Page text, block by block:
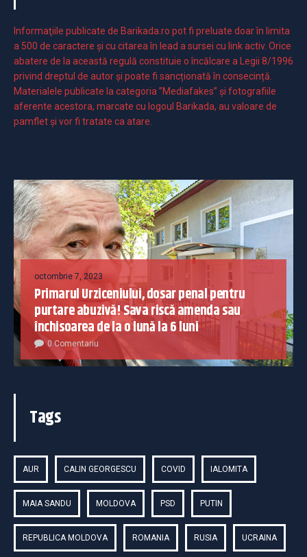
Informaţiile publicate de Barikada.ro pot fi preluate doar în limita
a 500 de caractere şi cu citarea în lead a sursei cu link activ. Orice
abatere de la această regulă constituie o încălcare a Legii 8/1996
privind dreptul de autor și poate fi sancționată în consecință.
Materialele publicate la categoria ”Mediafakes” și fotografiile
aferente acestora, marcate cu logoul Barikada, au valoare de
pamflet și vor fi tratate ca atare.
octombrie 7, 2023
Primarul Urziceniului, dosar penal pentru
purtare abuzivă! Sava riscă amenda sau
închisoarea de la o lună la 6 luni
0 Comentariu
Tags
AUR CALIN GEORGESCU COVID IALOMITA
MAIA SANDU MOLDOVA PSD PUTIN
REPUBLICA MOLDOVA ROMANIA RUSIA UCRAINA